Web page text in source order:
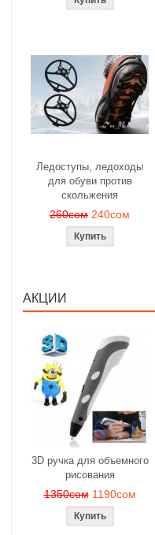
Ледоступы, ледоходы
для обуви против
скольжения
260сом 240сом
АКЦИИ
3D ручка для объемного
рисования
1350сом 1190сом